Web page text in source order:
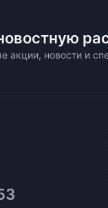
акции, новости и